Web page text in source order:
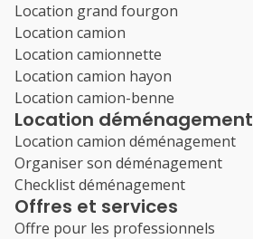
Location grand fourgon
Location camion
Location camionnette
Location camion hayon
Location camion-benne
Location déménagement
Location camion déménagement
Organiser son déménagement
Checklist déménagement
Offres et services
Offre pour les professionnels